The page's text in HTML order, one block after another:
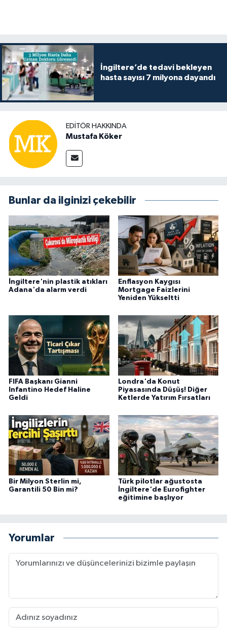
İngiltere’de tedavi bekleyen
hasta sayısı 7 milyona dayandı
EDITÖR HAKKINDA
Mustafa Köker
Bunlar da ilginizi çekebilir
İngiltere'nin plastik atıkları
Adana'da alarm verdi
Enflasyon Kaygısı
Mortgage Faizlerini
Yeniden Yükseltti
FIFA Başkanı Gianni
Infantino Hedef Haline
Geldi
Londra'da Konut
Piyasasında Düşüş! Diğer
Ketlerde Yatırım Fırsatları
Bir Milyon Sterlin mi,
Garantili 50 Bin mi?
Türk pilotlar ağustosta
İngiltere'de Eurofighter
eğitimine başlıyor
Yorumlar